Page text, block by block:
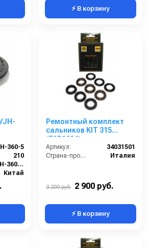
⚡ В корзину
JH-
360-5
210
TOR JH-360, JH-360A
Китай
Ремонтный комплект
сальников KIT 315
(E1B1614)
Артикул:
34031501
Страна-производитель:
Италия
3 200 руб. 2 900 руб.
⚡ В корзину